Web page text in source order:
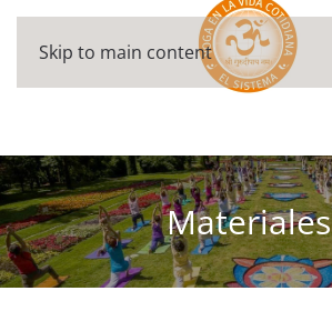
Skip to main content
Materiales